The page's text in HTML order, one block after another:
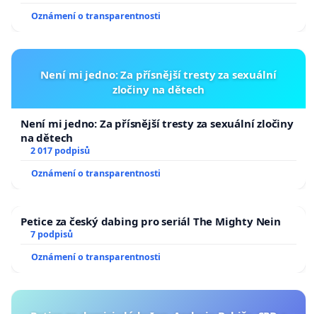
Oznámení o transparentnosti
Není mi jedno: Za přísnější tresty za sexuální
zločiny na dětech
Není mi jedno: Za přísnější tresty za sexuální zločiny
na dětech
2 017 podpisů
Oznámení o transparentnosti
Petice za český dabing pro seriál The Mighty Nein
7 podpisů
Oznámení o transparentnosti